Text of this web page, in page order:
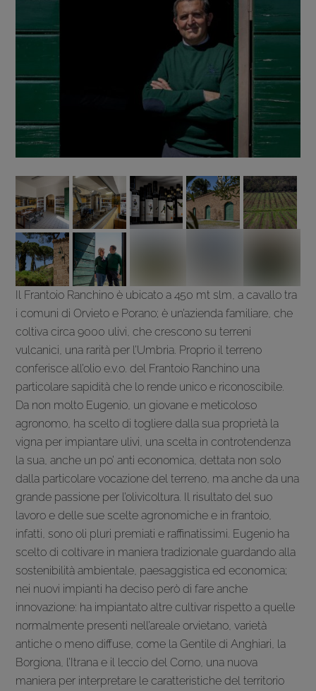
Il Frantoio Ranchino è ubicato a 450 mt slm, a cavallo tra
i comuni di Orvieto e Porano; è un’azienda familiare, che
coltiva circa 9000 ulivi, che crescono su terreni
vulcanici, una rarità per l’Umbria. Proprio il terreno
conferisce all’olio e.v.o. del Frantoio Ranchino una
particolare sapidità che lo rende unico e riconoscibile.
Da non molto Eugenio, un giovane e meticoloso
agronomo, ha scelto di togliere dalla sua proprietà la
vigna per impiantare ulivi, una scelta in controtendenza
la sua, anche un po’ anti economica, dettata non solo
dalla particolare vocazione del terreno, ma anche da una
grande passione per l’olivicoltura. Il risultato del suo
lavoro e delle sue scelte agronomiche e in frantoio,
infatti, sono oli pluri premiati e raffinatissimi. Eugenio ha
scelto di coltivare in maniera tradizionale guardando alla
sostenibilità ambientale, paesaggistica ed economica;
nei nuovi impianti ha deciso però di fare anche
innovazione: ha impiantato altre cultivar rispetto a quelle
normalmente presenti nell’areale orvietano, varietà
antiche o meno diffuse, come la Gentile di Anghiari, la
Borgiona, l’Itrana e il leccio del Corno, una nuova
maniera per interpretare le caratteristiche del territorio